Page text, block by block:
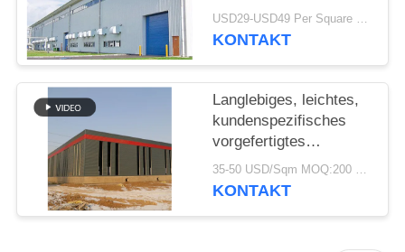
PRIVACY
POLICY
Stahlkonstruktionslager
für die Fabrik
USD29-USD49 Per Square Meter MOQ:200 Quadratmeter
KONTAKT
Langlebiges, leichtes,
kundenspezifisches
vorgefertigtes
Lagerhaus mit
verzinkter
35-50 USD/Sqm MOQ:200 Quadratmeter
KONTAKT